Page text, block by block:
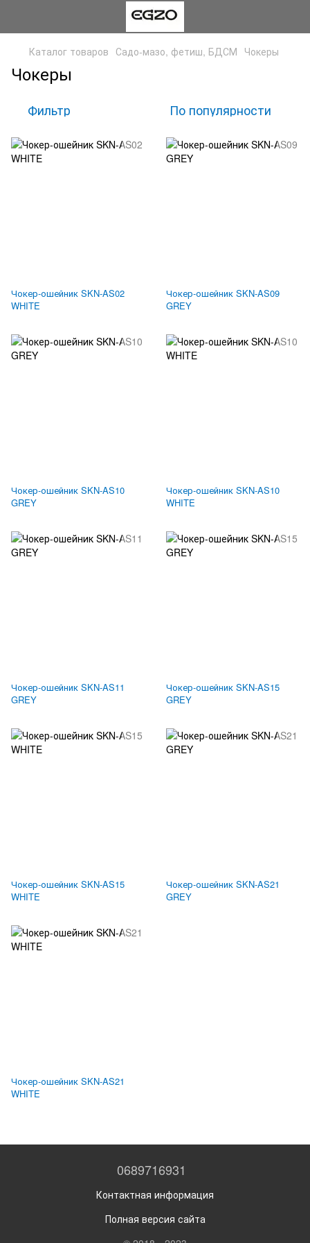
Каталог товаров Садо-мазо, фетиш, БДСМ Чокеры
Чокеры
Фильтр По популярности
Чокер-ошейник SKN-AS02
WHITE
Чокер-ошейник SKN-AS09
GREY
Чокер-ошейник SKN-AS10
GREY
Чокер-ошейник SKN-AS10
WHITE
Чокер-ошейник SKN-AS11
GREY
Чокер-ошейник SKN-AS15
GREY
Чокер-ошейник SKN-AS15
WHITE
Чокер-ошейник SKN-AS21
GREY
Чокер-ошейник SKN-AS21
WHITE
0689716931
Контактная информация
Полная версия сайта